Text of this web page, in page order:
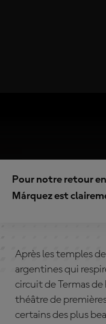
Pour notre retour
Márquez est
Après les temples
argentines qui
circuit de Termas de
théâtre de
certains des plus